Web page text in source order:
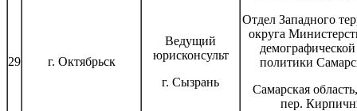
29 г. Октябрьск
Ведущий
юрисконсульт
г. Сызрань
Отдел Западного
округа
политики
Самарская
пер.